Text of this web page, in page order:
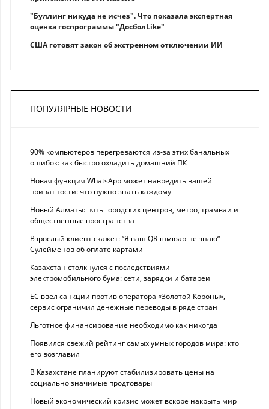
"Буллинг никуда не исчез". Что показала экспертная
оценка госпрограммы "ДосболLike"
США готовят закон об экстренном отключении ИИ
ПОПУЛЯРНЫЕ НОВОСТИ
90% компьютеров перегреваются из-за этих банальных
ошибок: как быстро охладить домашний ПК
Новая функция WhatsApp может навредить вашей
приватности: что нужно знать каждому
Новый Алматы: пять городских центров, метро, трамваи и
общественные пространства
Взрослый клиент скажет: “Я ваш QR-шмюар не знаю“ -
Сулейменов об оплате картами
Казахстан столкнулся с последствиями
электромобильного бума: сети, зарядки и батареи
ЕС ввел санкции против оператора «Золотой Короны»,
сервис ограничил денежные переводы в ряде стран
Льготное финансирование необходимо как никогда
Появился свежий рейтинг самых умных городов мира: кто
его возглавил
В Казахстане планируют стабилизировать цены на
социально значимые продтовары
Новый экономический кризис может вскоре накрыть мир